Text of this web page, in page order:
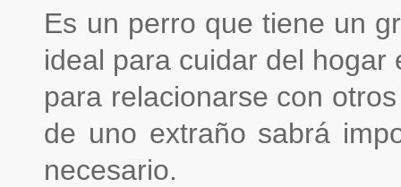
Es un perro que tiene un
ideal para cuidar del
para relacionarse con
de uno extraño sabrá
necesario.